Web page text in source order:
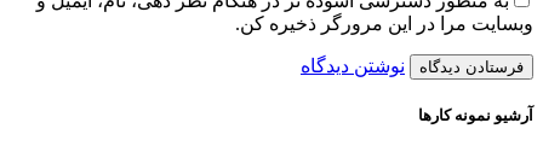
وبسایت مرا در این مرورگر ذخیره کن.
نوشتن دیدگاه
آرشیو نمونه کارها